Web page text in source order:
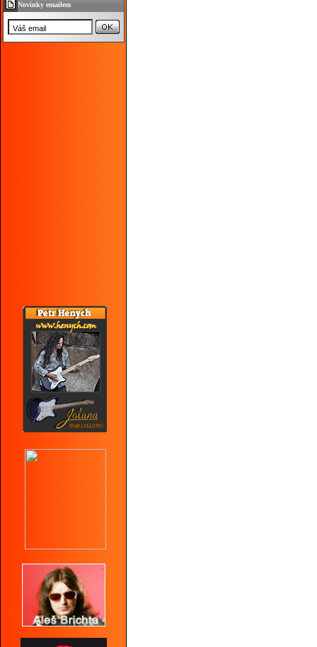
Novinky emailem